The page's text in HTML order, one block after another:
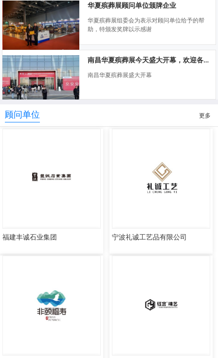
华夏殡葬展顾问单位颁牌企业
华夏殡葬展组委会为表示对顾问单位给予的帮
助，特颁发奖牌以示感谢
南昌华夏殡葬展今天盛大开幕，欢迎各位莅临指导
南昌华夏殡葬展盛大开幕
顾问单位 更多
福建丰诚石业集团 宁波礼诚工艺品有限公司